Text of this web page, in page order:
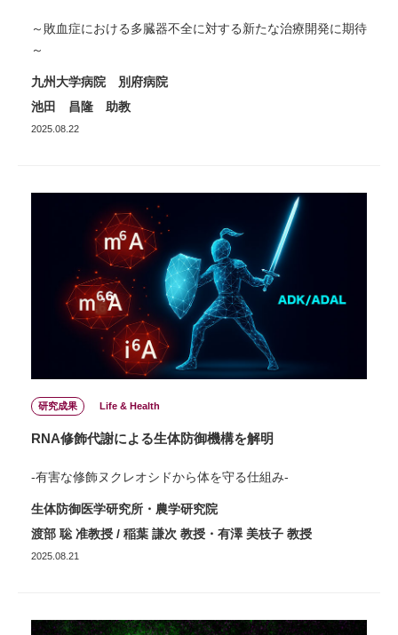
～敗血症における多臓器不全に対する新たな治療開発に期待
～
九州大学病院 別府病院
池田 昌隆 助教
2025.08.22
研究成果 Life & Health
RNA修飾代謝による生体防御機構を解明
-有害な修飾ヌクレオシドから体を守る仕組み-
生体防御医学研究所・農学研究院
渡部 聡 准教授 / 稲葉 謙次 教授・有澤 美枝子 教授
2025.08.21